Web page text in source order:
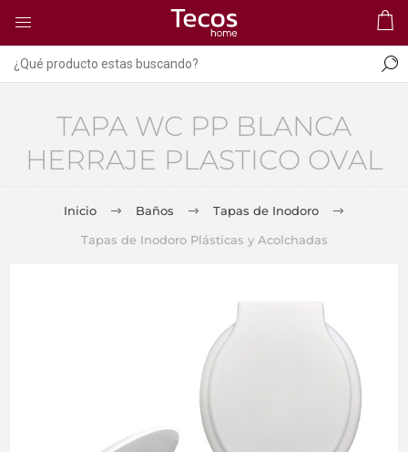
TAPA WC PP BLANCA
HERRAJE PLASTICO OVAL
Inicio Baños
Tapas de Inodoro
Tapas de Inodoro Plásticas y Acolchadas